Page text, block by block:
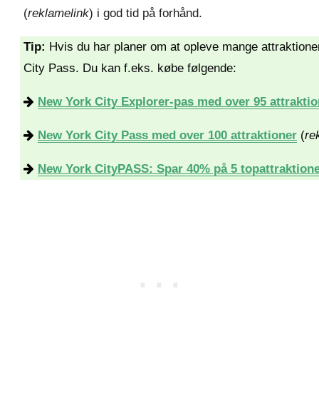
(reklamelink) i god tid på forhånd.
Tip: Hvis du har planer om at opleve mange
City Pass. Du kan f.eks. købe følgende:
New York City Explorer-pas med over 95
New York City Pass med over 100 attraktioner (
New York CityPASS: Spar 40% på 5